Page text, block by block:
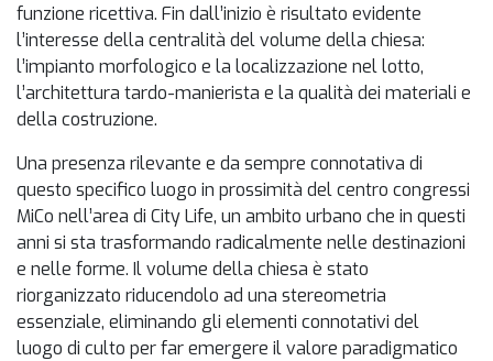
funzione ricettiva. Fin dall’inizio è risultato evidente
l’interesse della centralità del volume della chiesa:
l’impianto morfologico e la localizzazione nel lotto,
l’architettura tardo-manierista e la qualità dei materiali e
della costruzione.
Una presenza rilevante e da sempre connotativa di
questo specifico luogo in prossimità del centro congressi
MiCo nell’area di City Life, un ambito urbano che in questi
anni si sta trasformando radicalmente nelle destinazioni
e nelle forme. Il volume della chiesa è stato
riorganizzato riducendolo ad una stereometria
essenziale, eliminando gli elementi connotativi del
luogo di culto per far emergere il valore paradigmatico